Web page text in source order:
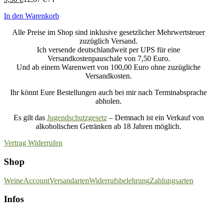
In den Warenkorb
Alle Preise im Shop sind inklusive gesetzlicher Mehrwertsteuer
zuzüglich Versand.
Ich versende deutschlandweit per UPS für eine
Versandkostenpauschale von 7,50 Euro.
Und ab einem Warenwert von 100,00 Euro ohne zuzügliche
Versandkosten.
Ihr könnt Eure Bestellungen auch bei mir nach Terminabsprache
abholen.
Es gilt das Jugendschutzgesetz– Demnach ist ein Verkauf von
alkoholischen Getränken ab 18 Jahren möglich.
Vertrag Widerrufen
Shop
WeineAccountVersandartenWiderrufsbelehrungZahlungsarten
Infos